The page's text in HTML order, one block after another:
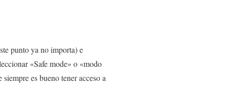
punto ya no importa) e
«Safe mode» o «modo
es bueno tener acceso a